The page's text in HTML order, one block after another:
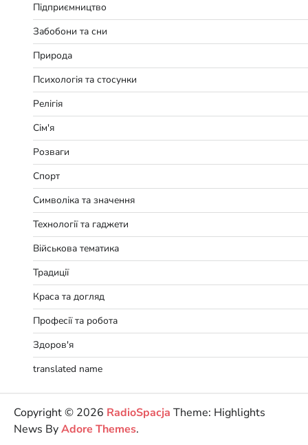
Підприємництво
Забобони та сни
Природа
Психологія та стосунки
Релігія
Сім'я
Розваги
Спорт
Символіка та значення
Технології та гаджети
Військова тематика
Традиції
Краса та догляд
Професії та робота
Здоров'я
translated name
Copyright © 2026 RadioSpacja Theme: Highlights
News ByAdore Themes.